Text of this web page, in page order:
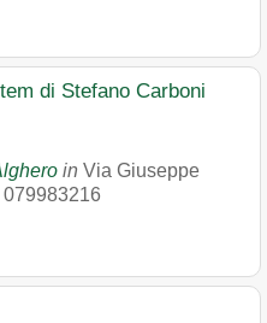
di Stefano Carboni
in Via Giuseppe
079983216